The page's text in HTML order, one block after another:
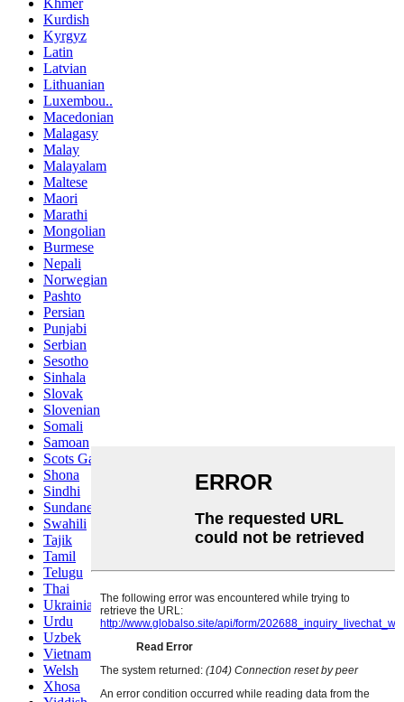
Khmer
Kurdish
Kyrgyz
Latin
Latvian
Lithuanian
Luxembou..
Macedonian
Malagasy
Malay
Malayalam
Maltese
Maori
Marathi
Mongolian
Burmese
Nepali
Norwegian
Pashto
Persian
Punjabi
Serbian
Sesotho
Sinhala
Slovak
Slovenian
Somali
Samoan
Scots Gaelic
Shona
Sindhi
Sundanese
Swahili
Tajik
Tamil
Telugu
Thai
Ukrainian
Urdu
Uzbek
Vietnamese
Welsh
Xhosa